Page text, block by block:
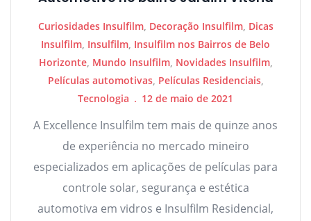
Curiosidades Insulfilm, Decoração Insulfilm, Dicas
Insulfilm, Insulfilm, Insulfilm nos Bairros de Belo
Horizonte, Mundo Insulfilm, Novidades Insulfilm,
Películas automotivas, Películas Residenciais,
Tecnologia
12 de maio de 2021
A Excellence Insulfilm tem mais de quinze anos
de experiência no mercado mineiro
especializados em aplicações de películas para
controle solar, segurança e estética
automotiva em vidros e Insulfilm Residencial,